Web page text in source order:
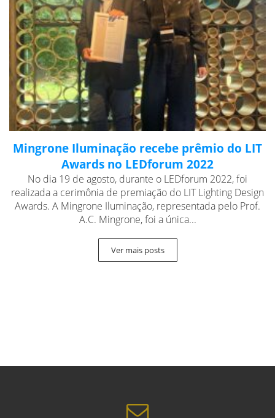
Mingrone Iluminação recebe prêmio do LIT
Awards no LEDforum 2022
No dia 19 de agosto, durante o LEDforum 2022, foi
realizada a cerimônia de premiação do LIT Lighting Design
Awards. A Mingrone Iluminação, representada pelo Prof.
A.C. Mingrone, foi a única...
Ver mais posts